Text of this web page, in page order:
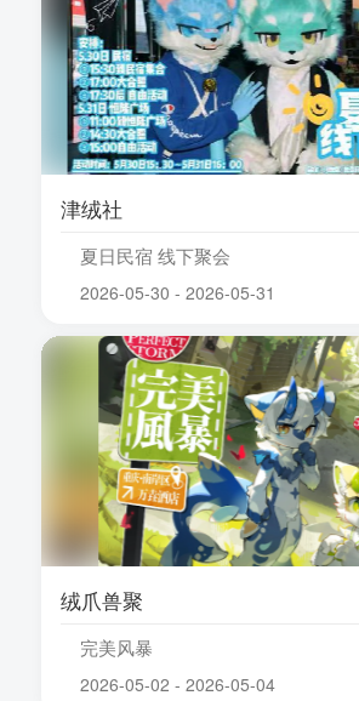
津绒社
夏日民宿 线下聚会
2026-05-30 - 2026-05-31
绒爪兽聚
完美风暴
2026-05-02 - 2026-05-04